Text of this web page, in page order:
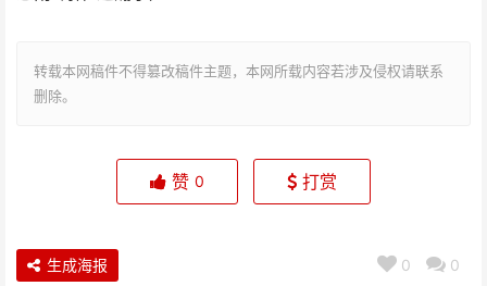
转载本网稿件不得篡改稿件主题，本网所载内容若涉及侵权请联系
删除。
赞 0 打赏
0 0
生成海报